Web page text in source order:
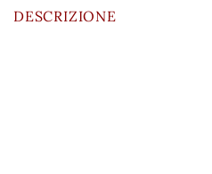
DESCRIZIONE